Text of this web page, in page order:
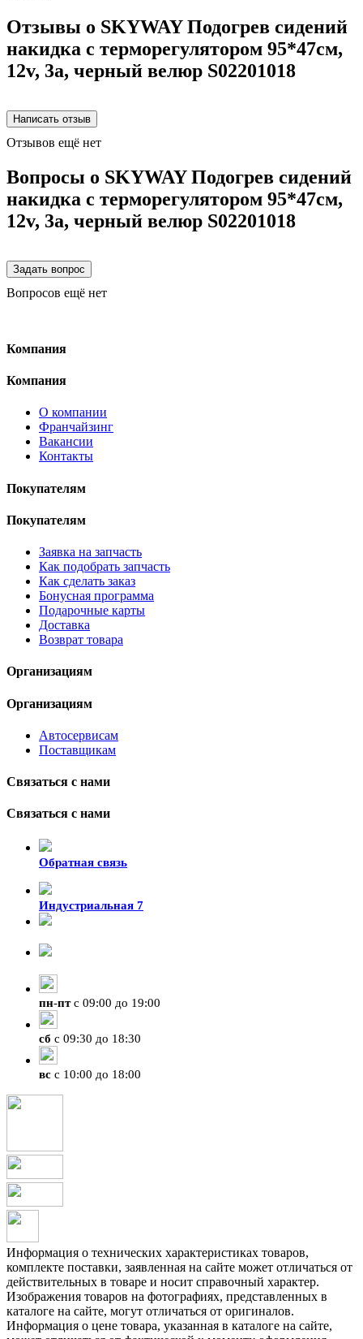
Отзывы о SKYWAY Подогрев сидений
накидка с терморегулятором 95*47см,
12v, 3a, черный велюр S02201018
Отзывов ещё нет
Вопросы о SKYWAY Подогрев сидений
накидка с терморегулятором 95*47см,
12v, 3a, черный велюр S02201018
Вопросов ещё нет
Компания
Компания
О компании
Франчайзинг
Вакансии
Контакты
Покупателям
Покупателям
Заявка на запчасть
Как подобрать запчасть
Как сделать заказ
Бонусная программа
Подарочные карты
Доставка
Возврат товара
Организациям
Организациям
Автосервисам
Поставщикам
Связаться с нами
Связаться с нами
Обратная связь
Индустриальная 7
пн-птс 09:00 до 19:00
сб с 09:30 до 18:30
вс с 10:00 до 18:00
Информация о технических характеристиках товаров,
комплекте поставки, заявленная на сайте может отличаться от
действительных в товаре и носит справочный характер.
Изображения товаров на фотографиях, представленных в
каталоге на сайте, могут отличаться от оригиналов.
Информация о цене товара, указанная в каталоге на сайте,